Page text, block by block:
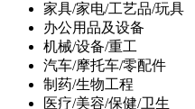
家具/家电/工艺品/玩具
办公用品及设备
机械/设备/重工
汽车/摩托车/零配件
制药/生物工程
医疗/美容/保健/卫生